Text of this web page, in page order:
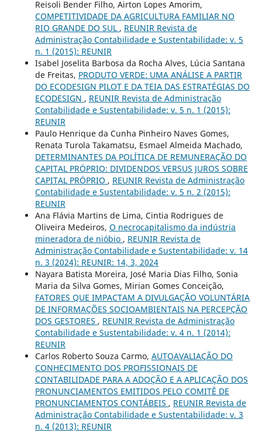
Reisoli Bender Filho, Airton Lopes Amorim,
COMPETITIVIDADE DA AGRICULTURA FAMILIAR NO
RIO GRANDE DO SUL , REUNIR Revista de
Administração Contabilidade e Sustentabilidade: v. 5
n. 1 (2015): REUNIR
Isabel Joselita Barbosa da Rocha Alves, Lúcia Santana
de Freitas, PRODUTO VERDE: UMA ANÁLISE A PARTIR
DO ECODESIGN PILOT E DA TEIA DAS ESTRATÉGIAS DO
ECODESIGN , REUNIR Revista de Administração
Contabilidade e Sustentabilidade: v. 5 n. 1 (2015):
REUNIR
Paulo Henrique da Cunha Pinheiro Naves Gomes,
Renata Turola Takamatsu, Esmael Almeida Machado,
DETERMINANTES DA POLÍTICA DE REMUNERAÇÃO DO
CAPITAL PRÓPRIO: DIVIDENDOS VERSUS JUROS SOBRE
CAPITAL PRÓPRIO , REUNIR Revista de Administração
Contabilidade e Sustentabilidade: v. 5 n. 2 (2015):
REUNIR
Ana Flávia Martins de Lima, Cintia Rodrigues de
Oliveira Medeiros, O necrocapitalismo da indústria
mineradora de nióbio , REUNIR Revista de
Administração Contabilidade e Sustentabilidade: v. 14
n. 3 (2024): REUNIR: 14, 3, 2024
Nayara Batista Moreira, José Maria Dias Filho, Sonia
Maria da Silva Gomes, Mirian Gomes Conceição,
FATORES QUE IMPACTAM A DIVULGAÇÃO VOLUNTÁRIA
DE INFORMAÇÕES SOCIOAMBIENTAIS NA PERCEPÇÃO
DOS GESTORES , REUNIR Revista de Administração
Contabilidade e Sustentabilidade: v. 4 n. 1 (2014):
REUNIR
Carlos Roberto Souza Carmo, AUTOAVALIAÇÃO DO
CONHECIMENTO DOS PROFISSIONAIS DE
CONTABILIDADE PARA A ADOÇÃO E A APLICAÇÃO DOS
PRONUNCIAMENTOS EMITIDOS PELO COMITÊ DE
PRONUNCIAMENTOS CONTÁBEIS , REUNIR Revista de
Administração Contabilidade e Sustentabilidade: v. 3
n. 4 (2013): REUNIR